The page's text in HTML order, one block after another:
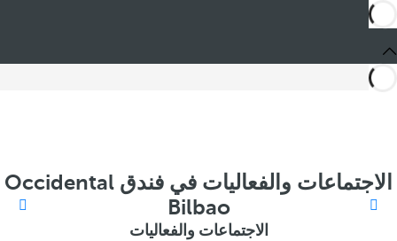
الاجتماعات والفعاليات في فندق Occidental
Bilbao
الاجتماعات والفعاليات